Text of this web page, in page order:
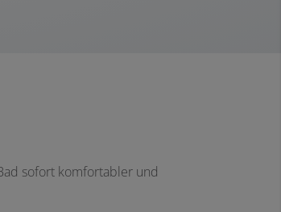
sofort komfortabler und